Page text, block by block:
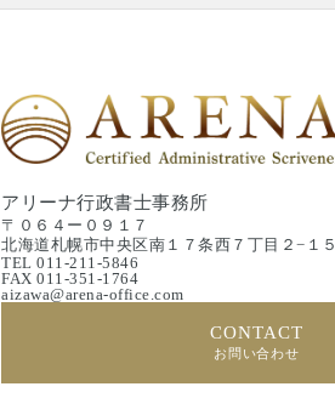
アリーナ行政書士事務所
〒０６４ー０９１７
北海道札幌市中央区南１７条西７丁目２−１５
TEL 011-211-5846
FAX 011-351-1764
aizawa@arena-office.com
CONTACT
お問い合わせ